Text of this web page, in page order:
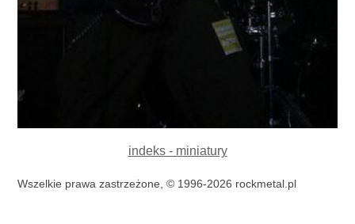
indeks - miniatury
Wszelkie prawa zastrzeżone, © 1996-2026 rockmetal.pl